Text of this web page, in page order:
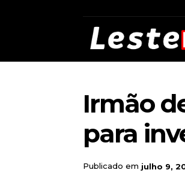
Irmão
para
Publicado em julho 9,